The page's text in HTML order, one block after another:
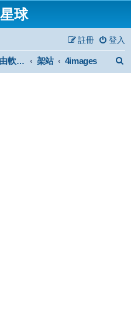
球
登入
註冊
自由軟體或免費軟體 架站 4images